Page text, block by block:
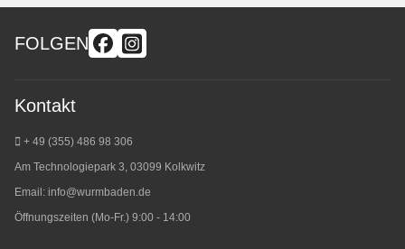
FOLGEN
Kontakt
+ 49 (355) 486 98 306
Am Technologiepark 3, 03099 Kolkwitz
Email: info@wurmbaden.de
Öffnungszeiten (Mo-Fr.) 9:00 - 14:00